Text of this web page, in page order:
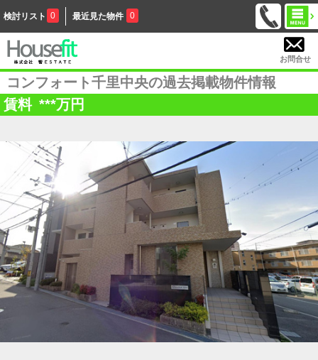
検討リスト 0 最近見た物件 0
お問合せ
コンフォート千里中央の過去掲載物件情報
賃料 ***万円